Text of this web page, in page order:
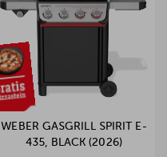
WEBER GASGRILL SPIRIT E-
435, BLACK (2026)